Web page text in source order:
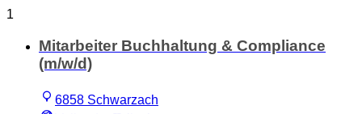
1
Mitarbeiter Buchhaltung & Compliance
(m/w/d)
6858 Schwarzach